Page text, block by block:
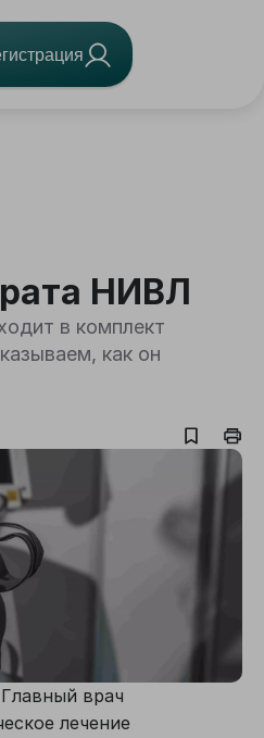
НИВЛ
в комплект
как он
Главный врач
лечение